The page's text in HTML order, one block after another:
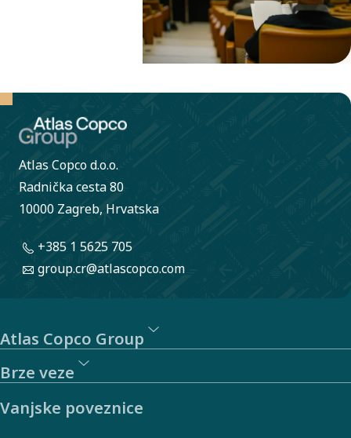
Atlas Copco d.o.o.
Radnička cesta 80
10000 Zagreb, Hrvatska
+385 1 5625 705
group.cr@atlascopco.com
Atlas Copco Group
Brze veze
Vanjske poveznice